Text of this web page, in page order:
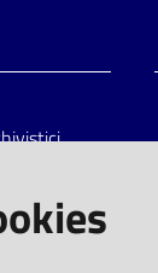
fax